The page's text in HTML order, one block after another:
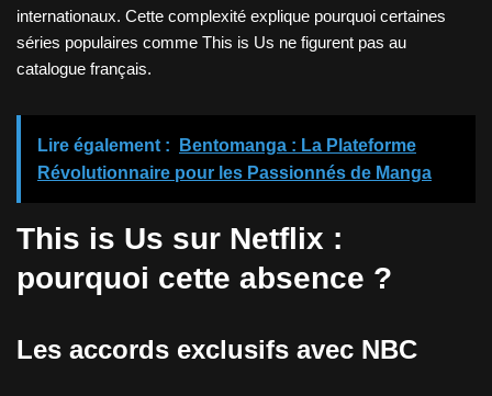
internationaux. Cette complexité explique pourquoi certaines
séries populaires comme This is Us ne figurent pas au
catalogue français.
Lire également :
Bentomanga : La Plateforme
Révolutionnaire pour les Passionnés de Manga
This is Us sur Netflix :
pourquoi cette absence ?
Les accords exclusifs avec NBC